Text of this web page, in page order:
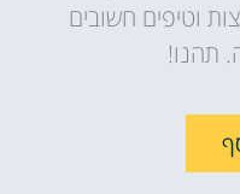
וטיפים חשובים
תהנו!